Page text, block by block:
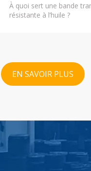
À quoi sert une bande
résistante à l’huile ?
EN SAVOIR PLUS